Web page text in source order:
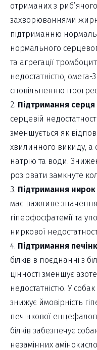
отриманих з
захворюваннями
підтриманню
нормального
та агрегації
недостатністю,
сповільненню
2. Підтримання серця
серцевій
зменшується як
хвилинного викиду, а
натрію та води.
розірвати замкнуте
3. Підтримання нирок
має важливе
гіперфосфатемії та
ниркової
4. Підтримання
білків в поєднанні з
цінності зменшує
недостатністю. У
знижує ймовірність
печінкової
білків забезпечує
незамінних